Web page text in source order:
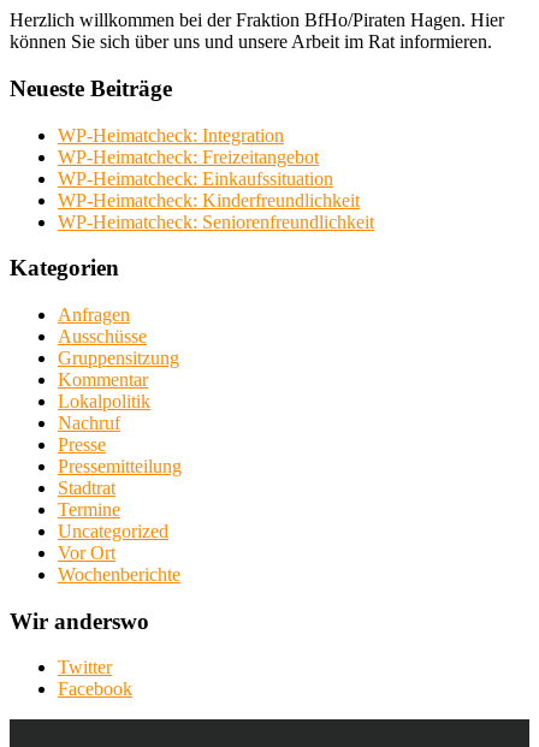
Herzlich willkommen bei der Fraktion BfHo/Piraten Hagen. Hier
können Sie sich über uns und unsere Arbeit im Rat informieren.
Neueste Beiträge
WP-Heimatcheck: Integration
WP-Heimatcheck: Freizeitangebot
WP-Heimatcheck: Einkaufssituation
WP-Heimatcheck: Kinderfreundlichkeit
WP-Heimatcheck: Seniorenfreundlichkeit
Kategorien
Anfragen
Ausschüsse
Gruppensitzung
Kommentar
Lokalpolitik
Nachruf
Presse
Pressemitteilung
Stadtrat
Termine
Uncategorized
Vor Ort
Wochenberichte
Wir anderswo
Twitter
Facebook